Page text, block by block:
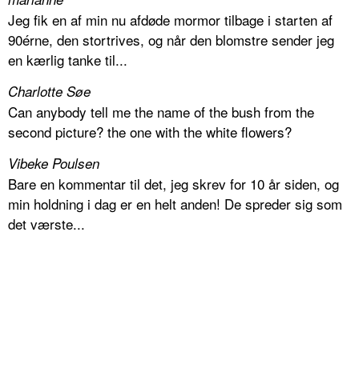
Jeg fik en af min nu afdøde mormor tilbage i starten af
90érne, den stortrives, og når den blomstre sender jeg
en kærlig tanke til...
Charlotte Søe
Can anybody tell me the name of the bush from the
second picture? the one with the white flowers?
Vibeke Poulsen
Bare en kommentar til det, jeg skrev for 10 år siden, og
min holdning i dag er en helt anden! De spreder sig som
det værste...